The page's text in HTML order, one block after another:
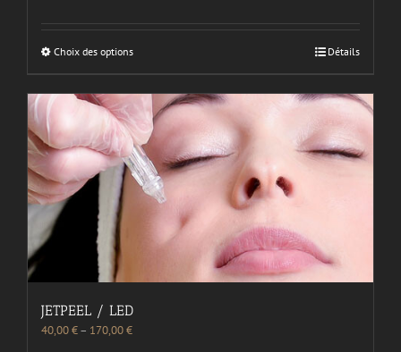
Choix des options Détails
JETPEEL / LED
40,00€– 170,00€